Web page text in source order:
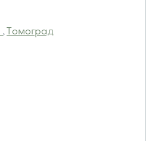
,Томоград